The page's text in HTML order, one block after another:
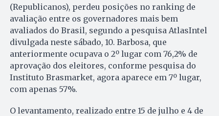
(Republicanos), perdeu posições no ranking de
avaliação entre os governadores mais bem
avaliados do Brasil, segundo a pesquisa AtlasIntel
divulgada neste sábado, 10. Barbosa, que
anteriormente ocupava o 2º lugar com 76,2% de
aprovação dos eleitores, conforme pesquisa do
Instituto Brasmarket, agora aparece em 7º lugar,
com apenas 57%.
O levantamento, realizado entre 15 de julho e 4 de